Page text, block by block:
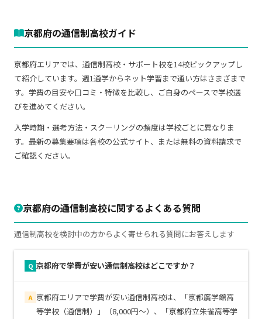
京都府の通信制高校ガイド
京都府エリアでは、通信制高校・サポート校を14校ピックアップし
て紹介しています。週1通学からネット学習まで通い方はさまざまで
す。学費の目安や口コミ・特徴を比較し、ご自身のペースで学校選
びを進めてください。
入学時期・選考方法・スクーリングの頻度は学校ごとに異なりま
す。最新の募集要項は各校の公式サイト、または無料の資料請求で
ご確認ください。
京都府の通信制高校に関するよくある質問
通信制高校を検討中の方からよく寄せられる質問にお答えします
Q 京都府で学費が安い通信制高校はどこですか？
A 京都府エリアで学費が安い通信制高校は、「京都廣学館高
等学校（通信制）」（8,000円～）、「京都府立朱雀高等学